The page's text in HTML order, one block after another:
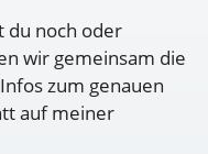
du noch oder
wir gemeinsam die
zum genauen
auf meiner